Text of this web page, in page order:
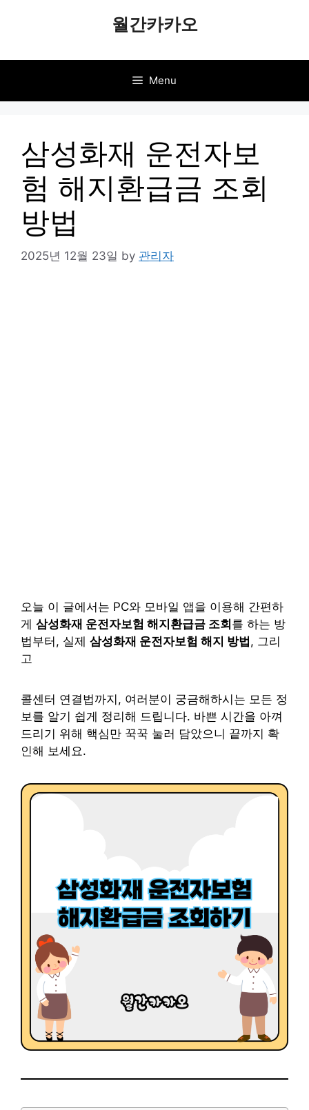
월간카카오
Menu
삼성화재 운전자보
험 해지환급금 조회
방법
2025년 12월 23일 by 관리자
오늘 이 글에서는 PC와 모바일 앱을 이용해 간편하
게 삼성화재 운전자보험 해지환급금 조회를 하는 방
법부터, 실제 삼성화재 운전자보험 해지 방법, 그리
고
콜센터 연결법까지, 여러분이 궁금해하시는 모든 정
보를 알기 쉽게 정리해 드립니다. 바쁜 시간을 아껴
드리기 위해 핵심만 꾹꾹 눌러 담았으니 끝까지 확
인해 보세요.